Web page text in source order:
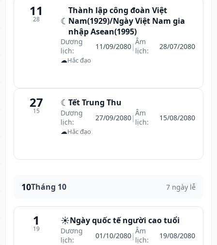
11
28 ☾
Thành lập công đoàn Việt
Nam(1929)/Ngày Việt Nam gia
nhập Asean(1995)
Dương
lịch:
11/09/2080|Âm
lịch:
28/07/2080
☁Hắc đạo
27
15
☾ Tết Trung Thu
Dương
lịch:
27/09/2080|Âm
lịch:
15/08/2080
☁Hắc đạo
10Tháng 10 7 ngày lễ
1
19
☀️Ngày quốc tế người cao tuổi
Dương
lịch:
01/10/2080|Âm
lịch:
19/08/2080